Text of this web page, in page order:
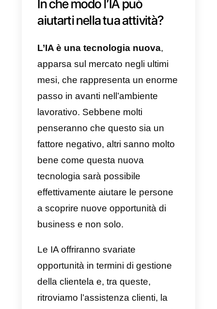
Tra i principali vantaggi di Callbell
troviamo:
a) Piattaforma multi-agente e
multi-dispositivo
b) Facilità di configurazione e
interfaccia intuitiva
c) Applicazione per dispositivi
mobili e desktop
d) Report avanzati per il
monitoraggio di utenti e contatti
e) Modulo CRM e invii
messaggi massivi